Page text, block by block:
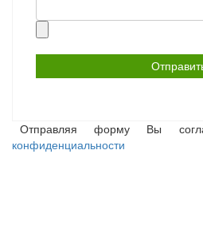
Отправляя форму Вы
конфиденциальности